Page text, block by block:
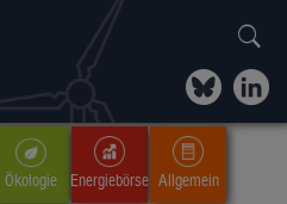
Ökologie Energiebörse Allgemein